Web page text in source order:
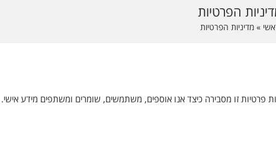
הפרטיות
» מדיניות הפרטיות
פרטיות זו מסבירה כיצד אנו אוספים, משתמשים, שומרים ומשתפים מידע אישי.